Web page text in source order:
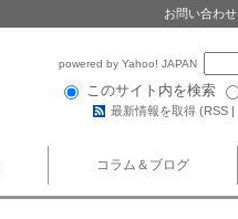
お問い合わせ
powered by Yahoo! JAPAN
このサイト内を検索
最新情報を取得 (RSS |
コラム＆ブログ